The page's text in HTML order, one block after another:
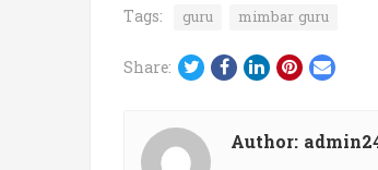
Tags: guru mimbar guru
Share: Twitter
Facebook
LinkedIn
Pinterest
Email
Author: